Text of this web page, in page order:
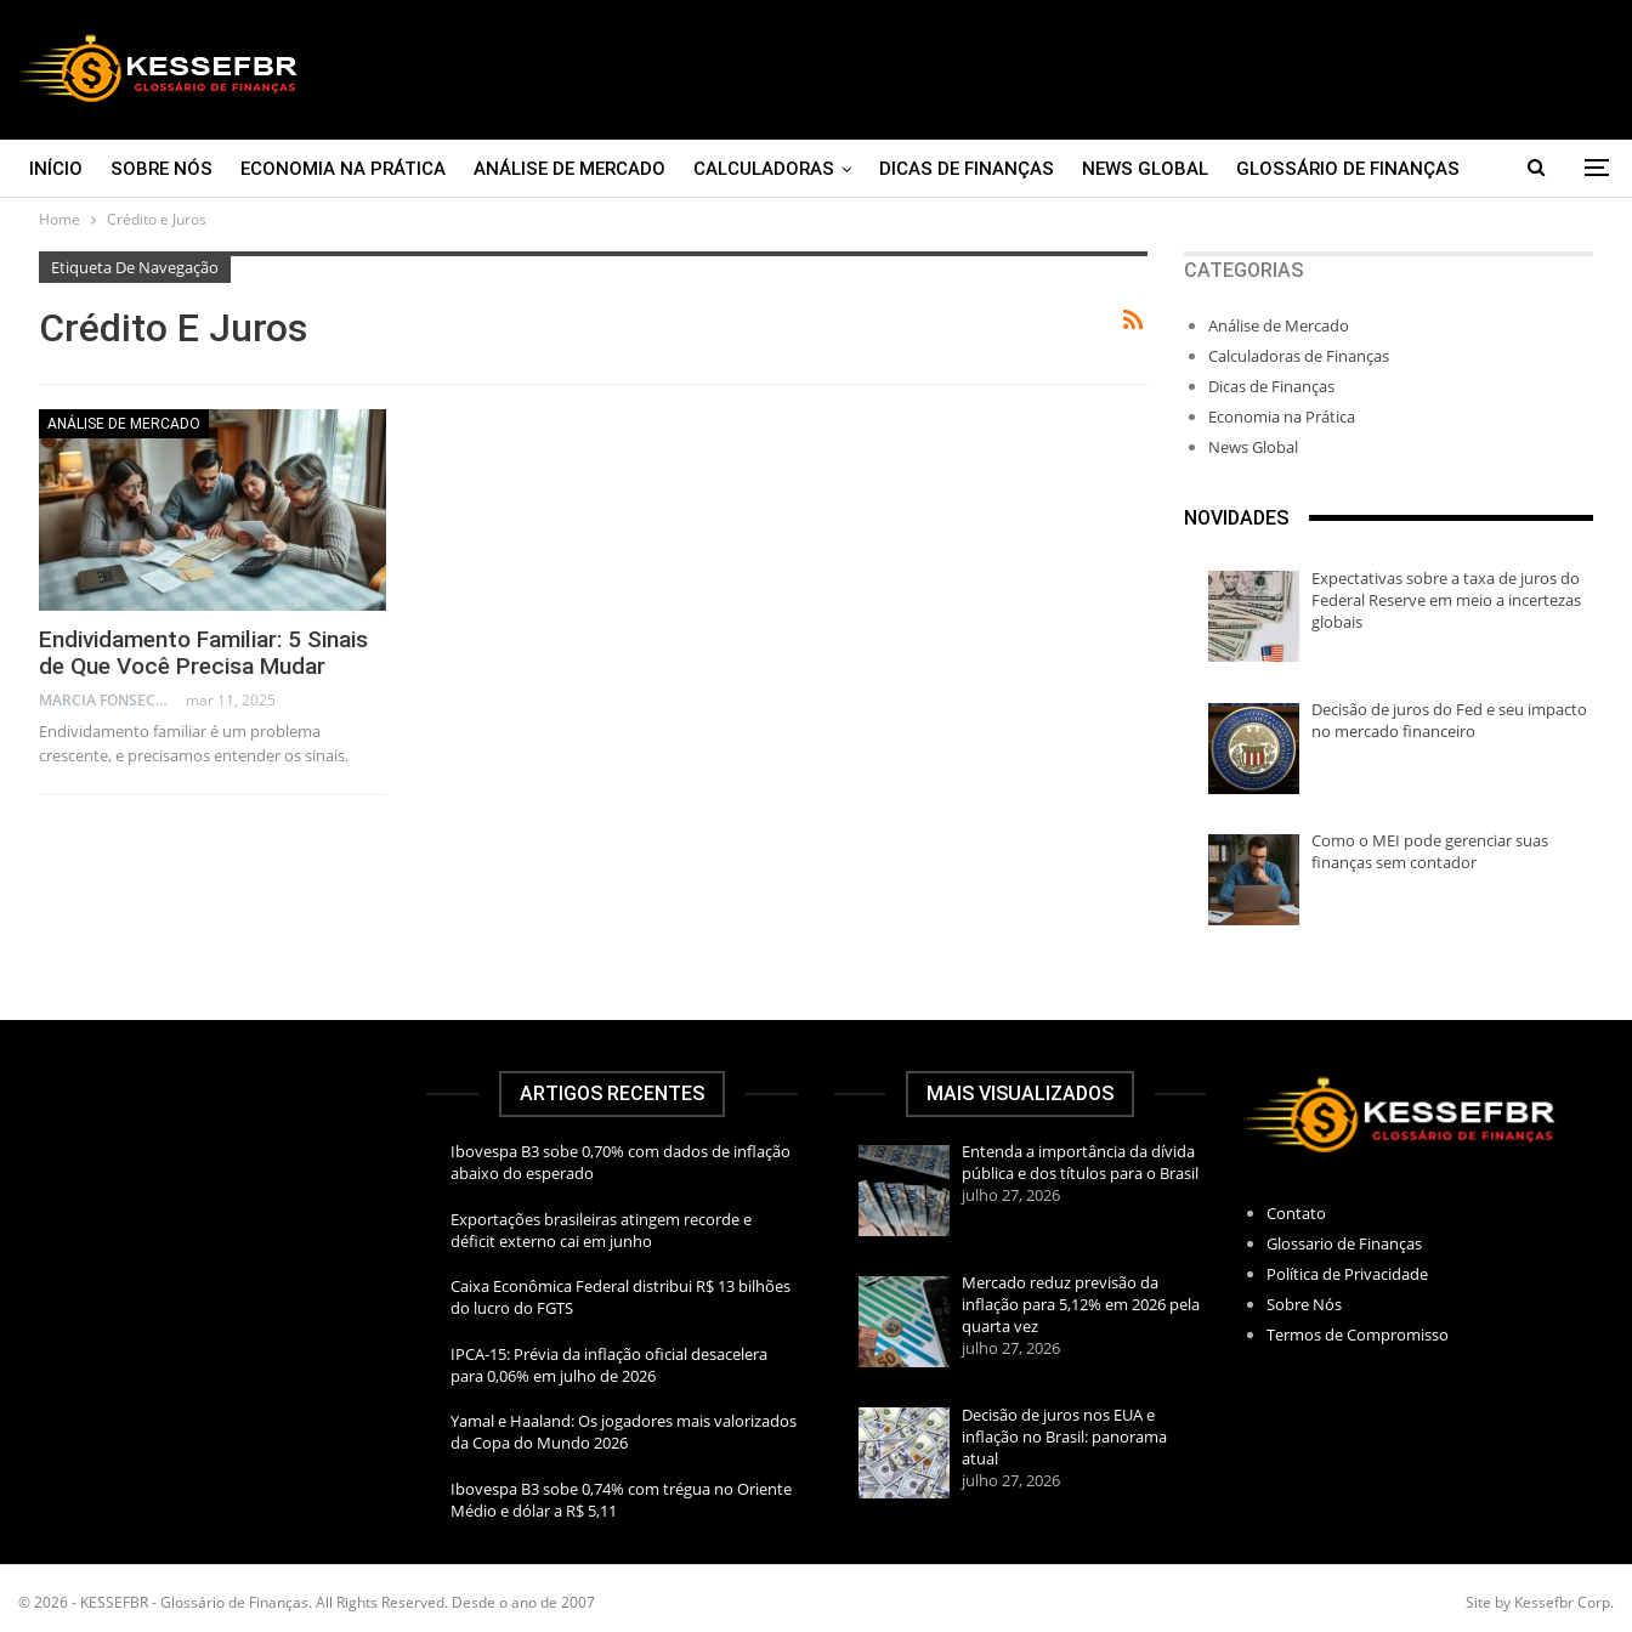
INÍCIO SOBRE NÓS ECONOMIA NA PRÁTICA ANÁLISE DE MERCADO CALCULADORAS DICAS DE FINANÇAS NEWS GLOBAL GLOSSÁRIO DE FINANÇAS
CONTATO
Home Crédito e Juros
Etiqueta De Navegação
Crédito E Juros
ANÁLISE DE MERCADO
Endividamento Familiar: 5 Sinais
de Que Você Precisa Mudar
MARCIA FONSECA - FINANCIAL CONSULTANT mar 11, 2025
Endividamento familiar é um problema
crescente, e precisamos entender os sinais.
CATEGORIAS
Análise de Mercado
Calculadoras de Finanças
Dicas de Finanças
Economia na Prática
News Global
NOVIDADES
Expectativas sobre a taxa de juros do
Federal Reserve em meio a incertezas
globais
Decisão de juros do Fed e seu impacto
no mercado financeiro
Como o MEI pode gerenciar suas
finanças sem contador
ARTIGOS RECENTES
Ibovespa B3 sobe 0,70% com dados de inflação
abaixo do esperado
Exportações brasileiras atingem recorde e
déficit externo cai em junho
Caixa Econômica Federal distribui R$ 13 bilhões
do lucro do FGTS
IPCA-15: Prévia da inflação oficial desacelera
para 0,06% em julho de 2026
Yamal e Haaland: Os jogadores mais valorizados
da Copa do Mundo 2026
Ibovespa B3 sobe 0,74% com trégua no Oriente
Médio e dólar a R$ 5,11
MAIS VISUALIZADOS
Entenda a importância da dívida
pública e dos títulos para o Brasil
julho 27, 2026
Mercado reduz previsão da
inflação para 5,12% em 2026 pela
quarta vez
julho 27, 2026
Decisão de juros nos EUA e
inflação no Brasil: panorama
atual
julho 27, 2026
Contato
Glossario de Finanças
Política de Privacidade
Sobre Nós
Termos de Compromisso
© 2026 - KESSEFBR - Glossário de Finanças. All Rights Reserved. Desde o ano de 2007 Site by Kessefbr Corp.